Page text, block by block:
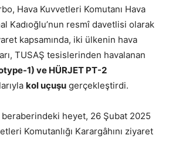
Hava Kuvvetleri Komutanı Hava
Kadıoğlu’nun resmî davetlisi olarak
kapsamında, iki ülkenin hava
TUSAŞ tesislerinden havalanan
1) ve HÜRJET PT-2
kol uçuşu gerçekleştirdi.
heyet, 26 Şubat 2025
Komutanlığı Karargâhını ziyaret